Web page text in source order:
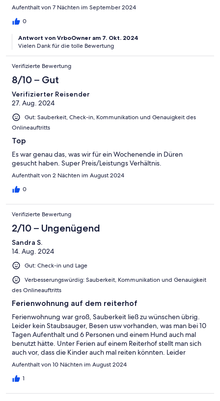
Aufenthalt von 7 Nächten im September 2024
0
Antwort von VrboOwner am 7. Okt. 2024
Vielen Dank für die tolle Bewertung
Verifizierte Bewertung
8/10 – Gut
Verifizierter Reisender
27. Aug. 2024
Gut: Sauberkeit, Check-in, Kommunikation und Genauigkeit des
Onlineauftritts
Top
Es war genau das, was wir für ein Wochenende in Düren
gesucht haben. Super Preis/Leistungs Verhältnis.
Aufenthalt von 2 Nächten im August 2024
0
Verifizierte Bewertung
2/10 – Ungenügend
Sandra S.
14. Aug. 2024
Gut: Check-in und Lage
Verbesserungswürdig: Sauberkeit, Kommunikation und Genauigkeit
des Onlineauftritts
Ferienwohnung auf dem reiterhof
Ferienwohnung war groß, Sauberkeit ließ zu wünschen übrig.
Leider kein Staubsauger, Besen usw vorhanden, was man bei 10
Tagen Aufenthalt und 6 Personen und einem Hund auch mal
benutzt hätte. Unter Ferien auf einem Reiterhof stellt man sich
auch vor, dass die Kinder auch mal reiten könnten. Leider
Fehlanzeige. Preis war demzufolge nicht angemessen.
Aufenthalt von 10 Nächten im August 2024
1